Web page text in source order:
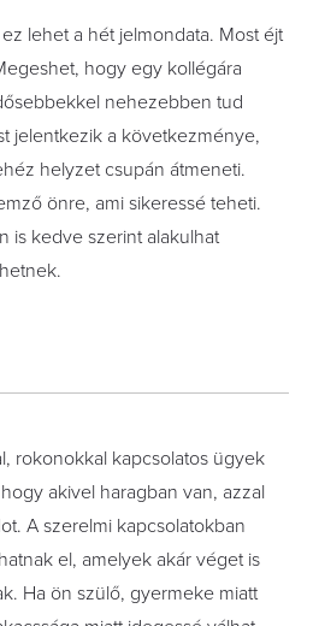
lehet a hét jelmondata. Most éjt
hogy egy kollégára
nehezebben tud
jelentkezik a következménye,
helyzet csupán átmeneti.
önre, ami sikeressé teheti.
is kedve szerint alakulhat
rokonokkal kapcsolatos ügyek
akivel haragban van, azzal
A szerelmi kapcsolatokban
el, amelyek akár véget is
Ha ön szülő, gyermeke miatt